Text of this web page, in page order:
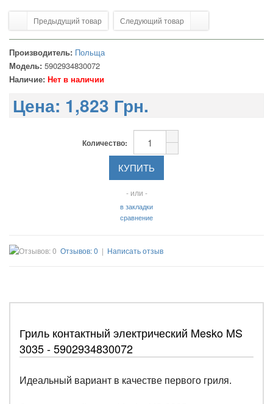
Предыдущий товар Следующий товар
Производитель: Польща
Модель: 5902934830072
Наличие: Нет в наличии
Цена: 1,823 Грн.
Количество:
- или -
в закладки
сравнение
Отзывов: 0 | Написать отзыв
Гриль контактный электрический Mesko MS
3035 - 5902934830072
Идеальный вариант в качестве первого гриля.